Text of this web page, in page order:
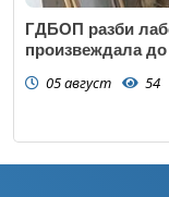
ГДБОП разби
произвеждала до
05 август 54